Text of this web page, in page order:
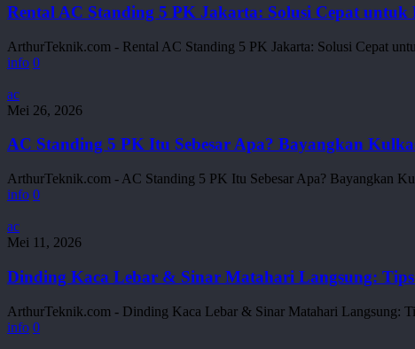
5
PK
Jakarta:
Solusi
Cepat
Ruang
Kantor
&
Acara
Rental AC Standing 5 PK Jakarta: Solusi Cepat
ArthurTeknik.com - Rental AC Standing 5 PK Jakarta: Solusi Cepat
info 0
AC
Standing
PK
Sebesar
Apa?
Bayangkan
Kulkas
Raksasa
Bisa
Dinginkan
Ruangan!
ac
Mei 26, 2026
AC Standing 5 PK Itu Sebesar Apa? Bayangkan
ArthurTeknik.com - AC Standing 5 PK Itu Sebesar Apa? Bayangkan
info 0
Dinding
Kaca
&
Sinar
Matahari
Langsung:
Tips
ac
Mei 11, 2026
Dinding Kaca Lebar & Sinar Matahari Langsung:
ArthurTeknik.com - Dinding Kaca Lebar & Sinar Matahari Langsung:
info 0